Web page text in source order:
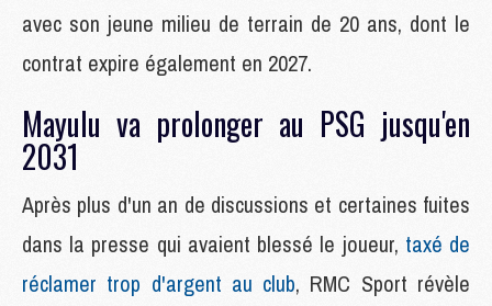
avec son jeune milieu de terrain de 20 ans, dont le
contrat expire également en 2027.
Mayulu va prolonger au PSG jusqu'en
2031
Après plus d'un an de discussions et certaines fuites
dans la presse qui avaient blessé le joueur, taxé de
réclamer trop d'argent au club, RMC Sport révèle